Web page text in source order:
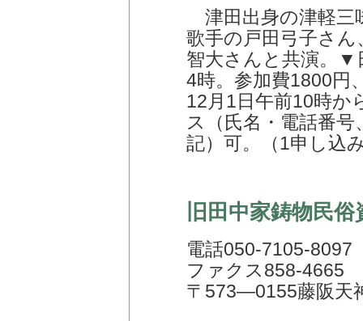
津田出身の津軽三
歌手の戸田弓子さん
智大さんと共演。
4時。参加費1800
12月1日午前10時か
ス（氏名・電話番
記）可。（1申し込
旧田中家鋳物民俗
電話050-7105-8097
ファクス858-4665
〒573―0155藤阪天